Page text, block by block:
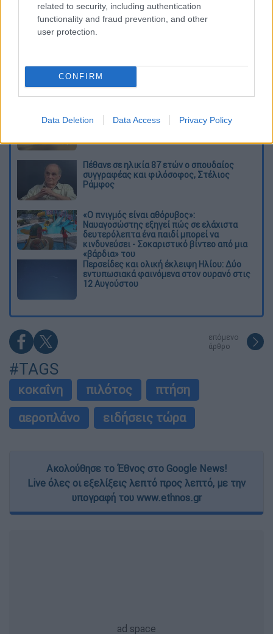
related to security, including authentication
functionality and fraud prevention, and other
user protection.
CONFIRM
Data Deletion Data Access Privacy Policy
Το ιατρικό πιστοποιητικό του πιλότου
ανακλήθηκε από την Υπηρεσία Πολιτικής
πλέον δεν μπορεί να πετάξει.
Διαβάστε ακόμη
Συγκλονιστικά βίντεο: Η στιγμή που
σεισμός 7,4 Ρίχτερ χτυπά την Κολομβία -
Πέθανε σε ηλικία 87 ετών ο σπουδαίος
συγγραφέας και φιλόσοφος, Στέλιος
Ράμφος
«Ο πνιγμός είναι αθόρυβος»:
Ναυαγοσώστης εξηγεί πώς σε ελάχιστα
δευτερόλεπτα ένα παιδί μπορεί να
κινδυνεύσει - Σοκαριστικό βίντεο από μια
«βάρδια» του
Περσείδες και ολική έκλειψη Ηλίου: Δύο
εντυπωσιακά φαινόμενα στον ουρανό στις
12 Αυγούστου
επόμενο
άρθρο
#TAGS
κοκαΐνη πιλότος
πτήση
αεροπλάνο
ειδήσεις τώρα
Ακολούθησε το Έθνος στο Google News!
Live όλες οι εξελίξεις λεπτό προς λεπτό, με την
υπογραφή του www.ethnos.gr